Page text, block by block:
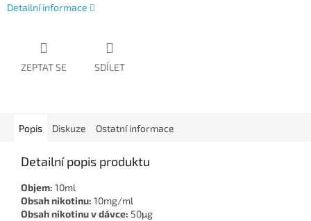
Detailní informace
ZEPTAT SE SDÍLET
Popis Diskuze Ostatní informace
Detailní popis produktu
Objem: 10ml
Obsah nikotinu: 10mg/ml
Obsah nikotinu v dávce: 50μg